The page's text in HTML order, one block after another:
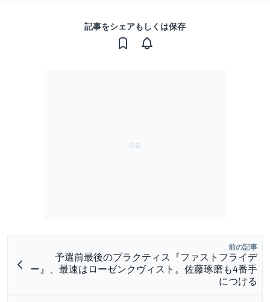
記事をシェアもしくは保存
前の記事
予選前最後のプラクティス『ファストフライデ
ー』、最速はローゼンクヴィスト。佐藤琢磨も4番手
につける